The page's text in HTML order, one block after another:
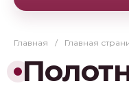
Главная / Главная